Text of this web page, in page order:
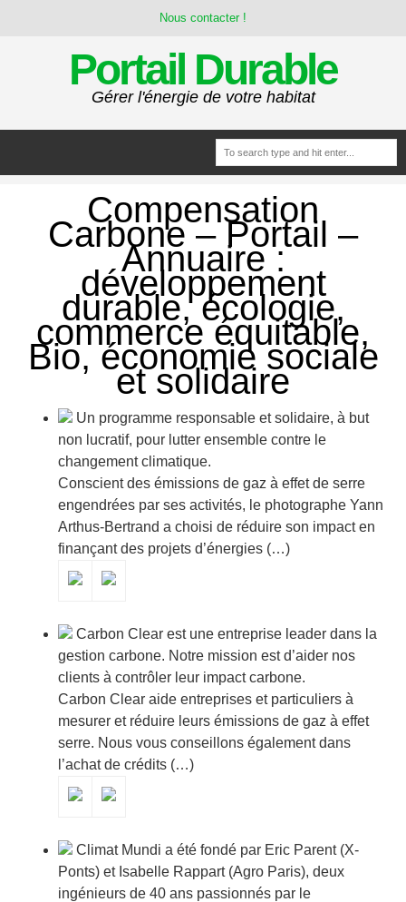
Nous contacter !
Portail Durable
Gérer l'énergie de votre habitat
Compensation
Carbone – Portail –
Annuaire :
développement
durable, écologie,
commerce équitable,
Bio, économie sociale
et solidaire
Un programme responsable et solidaire, à but
non lucratif, pour lutter ensemble contre le
changement climatique.
Conscient des émissions de gaz à effet de serre
engendrées par ses activités, le photographe Yann
Arthus-Bertrand a choisi de réduire son impact en
finançant des projets d’énergies (…)
Carbon Clear est une entreprise leader dans la
gestion carbone. Notre mission est d’aider nos
clients à contrôler leur impact carbone.
Carbon Clear aide entreprises et particuliers à
mesurer et réduire leurs émissions de gaz à effet
serre. Nous vous conseillons également dans
l’achat de crédits (…)
Climat Mundi a été fondé par Eric Parent (X-
Ponts) et Isabelle Rappart (Agro Paris), deux
ingénieurs de 40 ans passionnés par le